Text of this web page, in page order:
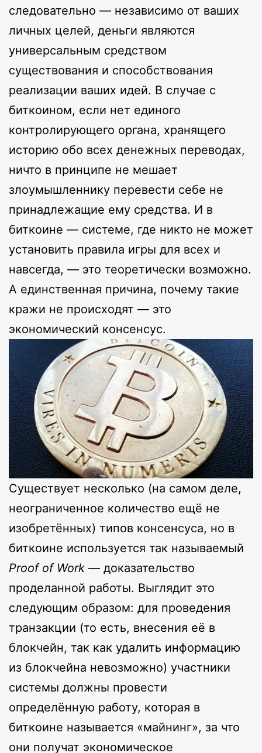
следовательно — независимо от ваших
личных целей, деньги являются
универсальным средством
существования и способствования
реализации ваших идей. В случае с
биткоином, если нет единого
контролирующего органа, хранящего
историю обо всех денежных переводах,
ничто в принципе не мешает
злоумышленнику перевести себе не
принадлежащие ему средства. И в
биткоине — системе, где никто не может
установить правила игры для всех и
навсегда, — это теоретически возможно.
А единственная причина, почему такие
кражи не происходят — это
экономический консенсус.
Существует несколько (на самом деле,
неограниченное количество ещё не
изобретённых) типов консенсуса, но в
биткоине используется так называемый
Proof of Work — доказательство
проделанной работы. Выглядит это
следующим образом: для проведения
транзакции (то есть, внесения её в
блокчейн, так как удалить информацию
из блокчейна невозможно) участники
системы должны провести
определённую работу, которая в
биткоине называется «майнинг», за что
они получат экономическое